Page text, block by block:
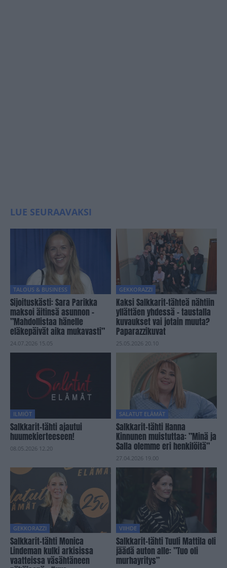
LUE SEURAAVAKSI
TALOUS & BUSINESS
Sijoituskästi: Sara Parikka
maksoi äitinsä asunnon –
”Mahdollistaa hänelle
eläkepäivät aika mukavasti”
24.07.2026 15.05
GEKKORAZZI
Kaksi Salkkarit-tähteä nähtiin
yllättäen yhdessä – taustalla
kuvaukset vai jotain muuta?
Paparazzikuvat
25.05.2026 20.10
ILMIÖT
Salkkarit-tähti ajautui
huumekierteeseen!
08.05.2026 12.20
SALATUT ELÄMÄT
Salkkarit-tähti Hanna
Kinnunen muistuttaa: ”Minä ja
Salla olemme eri henkilöitä”
27.04.2026 19.00
GEKKORAZZI
Salkkarit-tähti Monica
Lindeman kulki arkisissa
vaatteissa väsähtäneen
VIIHDE
Salkkarit-tähti Tuuli Mattila oli
jäädä auton alle: ”Tuo oli
murhayritys”